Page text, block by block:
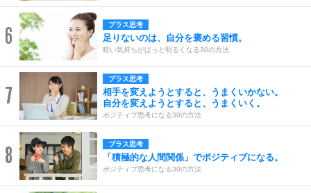
6 プラス思考
足りないのは、自分を褒める習慣。
暗い気持ちがぱっと明るくなる30の方法
7
プラス思考
相手を変えようとすると、うまくいかない。
自分を変えようとすると、うまくいく。
ポジティブ思考になる30の方法
8 プラス思考
「積極的な人間関係」でポジティブになる。
ポジティブ思考になる30の方法